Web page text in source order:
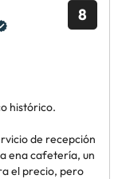
8
histórico.
de recepción
ena cafetería, un
el precio, pero